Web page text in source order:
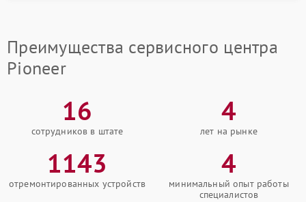
Преимущества сервисного центра
Pioneer
16
сотрудников в штате
4
лет на рынке
1143
отремонтированных устройств
4
минимальный опыт работы
специалистов